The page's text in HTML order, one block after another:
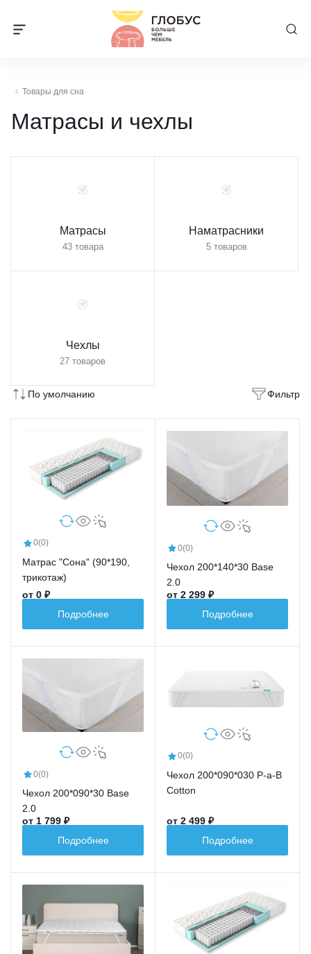
Товары для сна
Матрасы и чехлы
Матрасы
43 товара
Наматрасники
5 товаров
Чехлы
27 товаров
По умолчанию Фильтр
0(0)
Матрас "Сона" (90*190,
трикотаж)
от 0 ₽
Подробнее
0(0)
Чехол 200*140*30 Base
2.0
от 2 299 ₽
Подробнее
0(0)
Чехол 200*090*30 Base
2.0
от 1 799 ₽
Подробнее
0(0)
Чехол 200*090*030 P-a-B
Cotton
от 2 499 ₽
Подробнее